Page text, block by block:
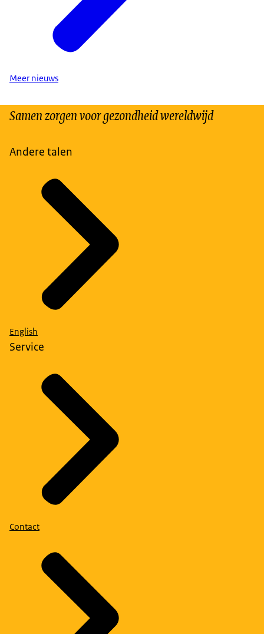
Meer nieuws
Samen zorgen voor gezondheid wereldwijd
Andere talen
English
Service
Contact